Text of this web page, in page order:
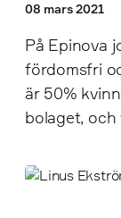
08 mars 2021
På Epinova
fördomsfri
är 50%
bolaget, och